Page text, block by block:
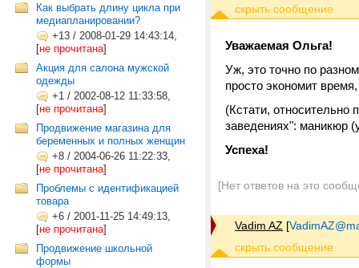
Как выбрать длину цикла при
медиапланировании?
+13 / 2008-01-29 14:43:14,
[не прочитана]
Акция для салона мужской
одежды
+1 / 2002-08-12 11:33:58,
[не прочитана]
Продвижение магазина для
беременных и полных женщин
+8 / 2004-06-26 11:22:33,
[не прочитана]
Проблемы с идентификацией
товара
+6 / 2001-11-25 14:49:13,
[не прочитана]
Продвижение школьной
формы
Уважаемая Ольга!
Уж, это точно по
просто экономит
(Кстати, относительно
заведениях": маникюр
Успеха!
[Нет ответов на это
Vadim AZ [